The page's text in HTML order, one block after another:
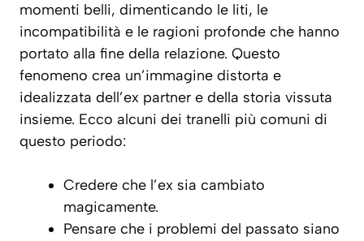
momenti belli, dimenticando le liti, le
incompatibilità e le ragioni profonde che hanno
portato alla fine della relazione. Questo
fenomeno crea un’immagine distorta e
idealizzata dell’ex partner e della storia vissuta
insieme. Ecco alcuni dei tranelli più comuni di
questo periodo:
Credere che l’ex sia cambiato
magicamente.
Pensare che i problemi del passato siano